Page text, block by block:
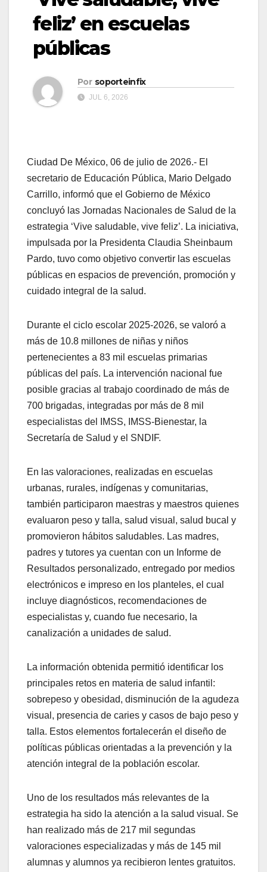
feliz’ en escuelas
públicas
Por soporteinfix
JUL 6, 2026
Ciudad De México, 06 de julio de 2026.- El
secretario de Educación Pública, Mario Delgado
Carrillo, informó que el Gobierno de México
concluyó las Jornadas Nacionales de Salud de la
estrategia ‘Vive saludable, vive feliz’. La iniciativa,
impulsada por la Presidenta Claudia Sheinbaum
Pardo, tuvo como objetivo convertir las escuelas
públicas en espacios de prevención, promoción y
cuidado integral de la salud.
Durante el ciclo escolar 2025-2026, se valoró a
más de 10.8 millones de niñas y niños
pertenecientes a 83 mil escuelas primarias
públicas del país. La intervención nacional fue
posible gracias al trabajo coordinado de más de
700 brigadas, integradas por más de 8 mil
especialistas del IMSS, IMSS-Bienestar, la
Secretaría de Salud y el SNDIF.
En las valoraciones, realizadas en escuelas
urbanas, rurales, indígenas y comunitarias,
también participaron maestras y maestros quienes
evaluaron peso y talla, salud visual, salud bucal y
promovieron hábitos saludables. Las madres,
padres y tutores ya cuentan con un Informe de
Resultados personalizado, entregado por medios
electrónicos e impreso en los planteles, el cual
incluye diagnósticos, recomendaciones de
especialistas y, cuando fue necesario, la
canalización a unidades de salud.
La información obtenida permitió identificar los
principales retos en materia de salud infantil:
sobrepeso y obesidad, disminución de la agudeza
visual, presencia de caries y casos de bajo peso y
talla. Estos elementos fortalecerán el diseño de
políticas públicas orientadas a la prevención y la
atención integral de la población escolar.
Uno de los resultados más relevantes de la
estrategia ha sido la atención a la salud visual. Se
han realizado más de 217 mil segundas
valoraciones especializadas y más de 145 mil
alumnas y alumnos ya recibieron lentes gratuitos.